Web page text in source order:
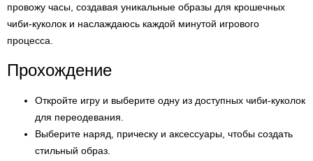
провожу часы, создавая уникальные образы для крошечных
чиби-куколок и наслаждаюсь каждой минутой игрового
процесса.
Прохождение
Откройте игру и выберите одну из доступных чиби-куколок
для переодевания.
Выберите наряд, прическу и аксессуары, чтобы создать
стильный образ.